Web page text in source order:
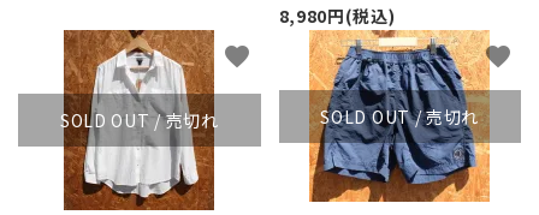
8,980円(税込)
SOLD OUT / 売切れ
favorite
SOLD OUT / 売切れ
favorite